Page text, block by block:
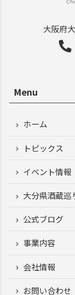
大阪府
Menu
ホーム
トピックス
イベント情報
大分県酒蔵巡
公式ブログ
事業内容
会社情報
お問い合わせ